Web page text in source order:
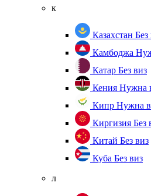
к
Казахстан Без
Камбоджа
Катар Без виз
Кения Нужна
Кипр Нужна
Киргизия Без
Китай Без виз
Куба Без виз
л